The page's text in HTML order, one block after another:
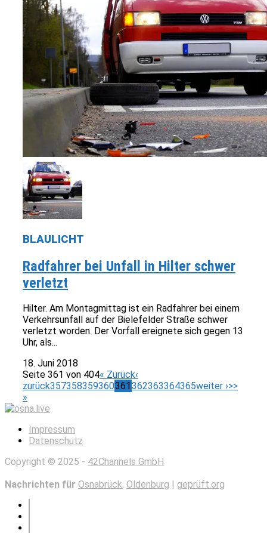
BLAULICHT
Radfahrer bei Unfall in Hilter schwer
verletzt
Hilter. Am Montagmittag ist ein Radfahrer bei einem
Verkehrsunfall auf der Bielefelder Straße schwer
verletzt worden. Der Vorfall ereignete sich gegen 13
Uhr, als...
18. Juni 2018
Seite 361 von 404« Zurück‹
zurück357358359360361 362363364365weiter ›>>
»
Impressum
Datenschutz
Copyright © 2025 - 42Channels GmbH
Nachrichten für Osnabrück, Oldenburg geprüft.org